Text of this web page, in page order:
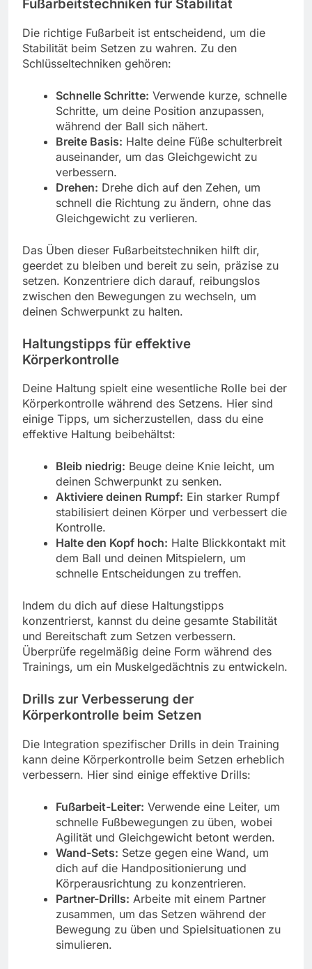
Fußarbeitstechniken für Stabilität
Die richtige Fußarbeit ist entscheidend, um die
Stabilität beim Setzen zu wahren. Zu den
Schlüsseltechniken gehören:
Schnelle Schritte: Verwende kurze, schnelle
Schritte, um deine Position anzupassen,
während der Ball sich nähert.
Breite Basis: Halte deine Füße schulterbreit
auseinander, um das Gleichgewicht zu
verbessern.
Drehen: Drehe dich auf den Zehen, um
schnell die Richtung zu ändern, ohne das
Gleichgewicht zu verlieren.
Das Üben dieser Fußarbeitstechniken hilft dir,
geerdet zu bleiben und bereit zu sein, präzise zu
setzen. Konzentriere dich darauf, reibungslos
zwischen den Bewegungen zu wechseln, um
deinen Schwerpunkt zu halten.
Haltungstipps für effektive
Körperkontrolle
Deine Haltung spielt eine wesentliche Rolle bei der
Körperkontrolle während des Setzens. Hier sind
einige Tipps, um sicherzustellen, dass du eine
effektive Haltung beibehältst:
Bleib niedrig: Beuge deine Knie leicht, um
deinen Schwerpunkt zu senken.
Aktiviere deinen Rumpf: Ein starker Rumpf
stabilisiert deinen Körper und verbessert die
Kontrolle.
Halte den Kopf hoch: Halte Blickkontakt mit
dem Ball und deinen Mitspielern, um
schnelle Entscheidungen zu treffen.
Indem du dich auf diese Haltungstipps
konzentrierst, kannst du deine gesamte Stabilität
und Bereitschaft zum Setzen verbessern.
Überprüfe regelmäßig deine Form während des
Trainings, um ein Muskelgedächtnis zu entwickeln.
Drills zur Verbesserung der
Körperkontrolle beim Setzen
Die Integration spezifischer Drills in dein Training
kann deine Körperkontrolle beim Setzen erheblich
verbessern. Hier sind einige effektive Drills:
Fußarbeit-Leiter: Verwende eine Leiter, um
schnelle Fußbewegungen zu üben, wobei
Agilität und Gleichgewicht betont werden.
Wand-Sets: Setze gegen eine Wand, um
dich auf die Handpositionierung und
Körperausrichtung zu konzentrieren.
Partner-Drills: Arbeite mit einem Partner
zusammen, um das Setzen während der
Bewegung zu üben und Spielsituationen zu
simulieren.